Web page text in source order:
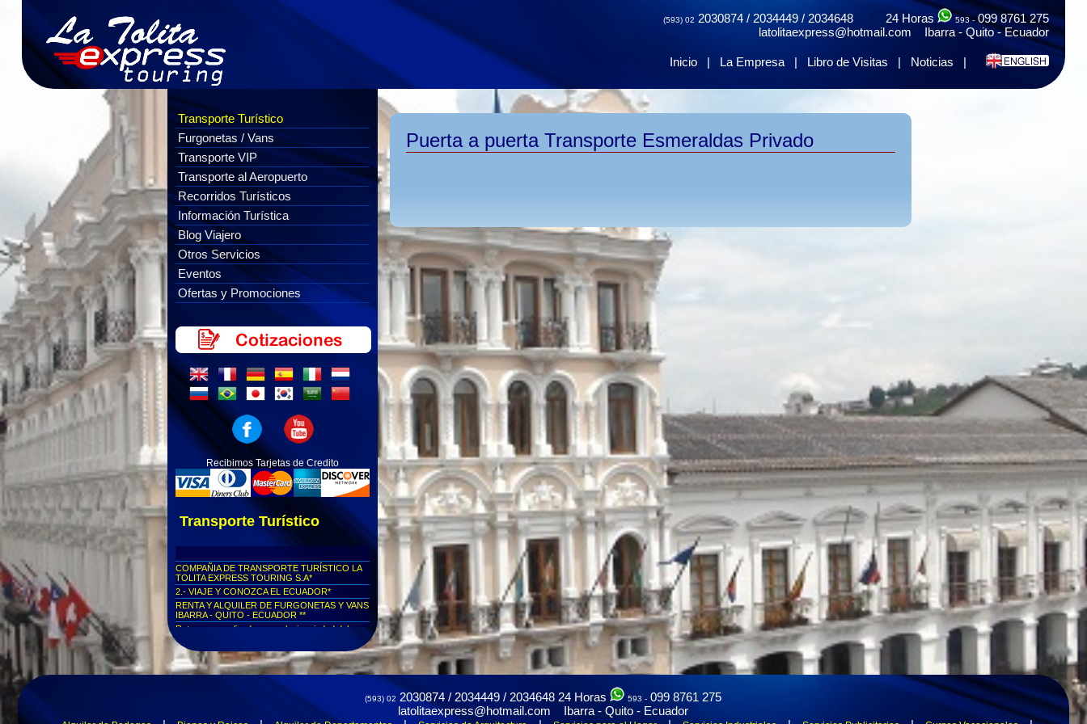
(593) 02 2030874 / 2034449 / 2034648 24 Horas 593 -099 8761 275
latolitaexpress@hotmail.com Ibarra - Quito - Ecuador
Inicio | La Empresa | Libro de Visitas | Noticias |
Puerta a puerta Transporte Esmeraldas Privado
Transporte Turístico
Furgonetas / Vans
Transporte VIP
Transporte al Aeropuerto
Recorridos Turísticos
Información Turística
Blog Viajero
Otros Servicios
Eventos
Ofertas y Promociones
Recibimos Tarjetas de Credito
Transporte Turístico
COMPAÑIA DE TRANSPORTE TURÍSTICO LA
TOLITA EXPRESS TOURING S.A*
2.- VIAJE Y CONOZCA EL ECUADOR*
RENTA Y ALQUILER DE FURGONETAS Y VANS
IBARRA - QUITO - ECUADOR **
Rutas personalizadas a cualquier ciudad del
Ecuador...
Viajes seguros al Cotopaxi...
Viajes seguros a Parque Nacional Yasuní
Viajes seguros al Parque Nacional Las Cajas
Viajes seguros al Centro Histórico de Quito
Viajes seguros a la Mitad del Mundo
(593) 02 2030874 / 2034449 / 2034648 24 Horas 593 - 099 8761 275
latolitaexpress@hotmail.com Ibarra - Quito - Ecuador